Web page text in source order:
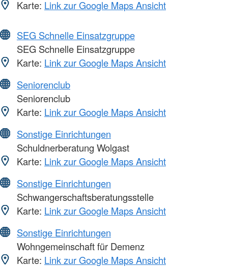
Karte: Link zur Google Maps Ansicht
SEG Schnelle Einsatzgruppe
SEG Schnelle Einsatzgruppe
Karte: Link zur Google Maps Ansicht
Seniorenclub
Seniorenclub
Karte: Link zur Google Maps Ansicht
Sonstige Einrichtungen
Schuldnerberatung Wolgast
Karte: Link zur Google Maps Ansicht
Sonstige Einrichtungen
Schwangerschaftsberatungsstelle
Karte: Link zur Google Maps Ansicht
Sonstige Einrichtungen
Wohngemeinschaft für Demenz
Karte: Link zur Google Maps Ansicht